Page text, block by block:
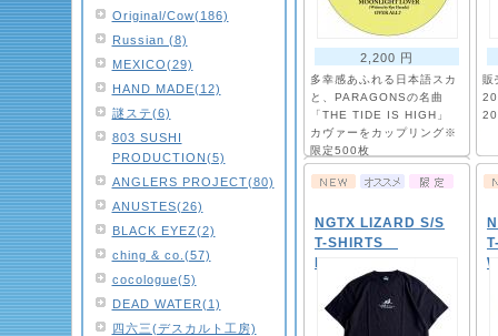
Original/Cow(186)
Russian (8)
MEXICO(29)
HAND MADE(12)
謎ステ(6)
803 SUSHI
PRODUCTION(5)
ANGLERS PROJECT(80)
ANUSTES(26)
BLACK EYEZ(2)
ching & co.(57)
cocologue(5)
DEAD WATER(1)
四六三(デスカルト工房)
2,200 円
多幸感あふれる日本語スカ
と、PARAGONSの名曲
「THE TIDE IS HIGH」
カヴァーをカップリング※
限定500枚
販
NGTX LIZARD S/S
T-SHIRTS